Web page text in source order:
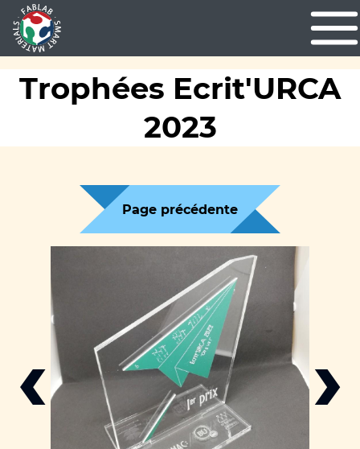
Trophées Ecrit'URCA
2023
Page précédente
‹ ›